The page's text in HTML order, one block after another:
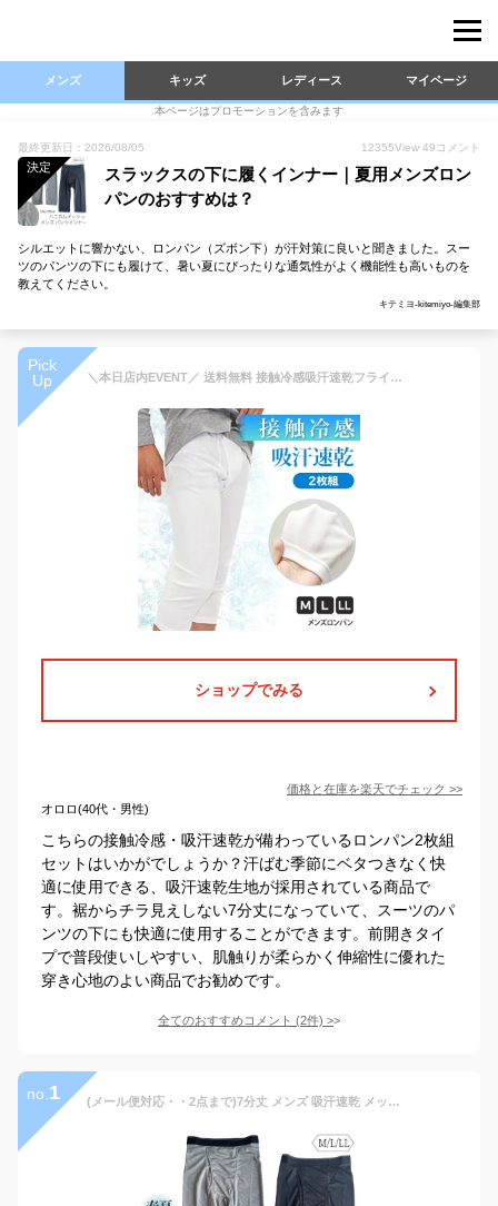
メンズ キッズ レディース マイページ
本ページはプロモーションを含みます
最終更新日：2026/08/05 12355View 49 コメント
決定
スラックスの下に履くインナー｜夏用メンズロン
パンのおすすめは？
シルエットに響かない、ロンパン（ズボン下）が汗対策に良いと聞きました。スー
ツのパンツの下にも履けて、暑い夏にぴったりな通気性がよく機能性も高いものを
教えてください。
キテミヨ-kitemiyo-編集部
Pick
Up
＼本日店内EVENT／ 送料無料 接触冷感吸汗速乾フライス編メンズロンパン2枚組 インナー ボトムス 肌着 下着 ステテコ 股引 ももひき ズボン下 パッチ 猿股 7分丈 前開き 男性 紳士 薄手 夏 通気性 涼しい ストレッチ 無地 デイリー メール便
ショップでみる
価格と在庫を楽天でチェック >>
オロロ(40代・男性)
こちらの接触冷感・吸汗速乾が備わっているロンパン2枚組
セットはいかがでしょうか？汗ばむ季節にベタつきなく快
適に使用できる、吸汗速乾生地が採用されている商品で
す。裾からチラ見えしない7分丈になっていて、スーツのパ
ンツの下にも快適に使用することができます。前開きタイ
プで普段使いしやすい、肌触りが柔らかく伸縮性に優れた
穿き心地のよい商品でお勧めです。
全てのおすすめコメント (2件) >
no. 1 (メール便対応・・2点まで)7分丈 メンズ 吸汗速乾 メッシュ パンツインナー 紳士sh13-446 すててこ ロンパン 夏 ボトム カラー